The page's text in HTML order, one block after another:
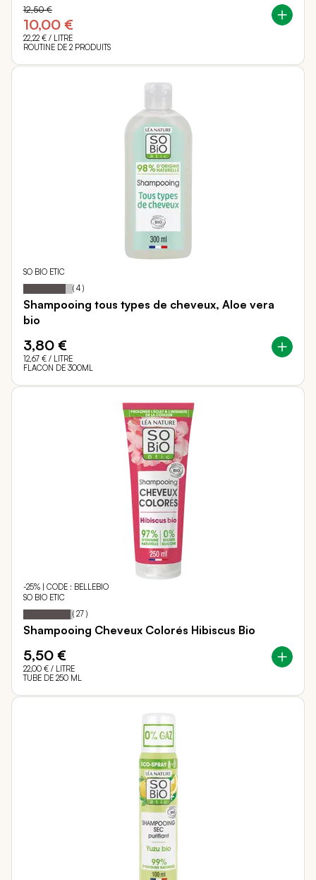
10,00 €
12,50 €
22,22 € / LITRE
ROUTINE DE 2 PRODUITS
SO BIO ETIC
Notation: 85
% of
( 4 )
Shampooing tous types de cheveux, Aloe vera
bio
3,80 €
12,67 € / LITRE
FLACON DE 300ML
-25% | CODE : BELLEBIO
SO BIO ETIC
Notation: 96
% of
( 27 )
Shampooing Cheveux Colorés Hibiscus Bio
5,50 €
22,00 € / LITRE
TUBE DE 250 ML